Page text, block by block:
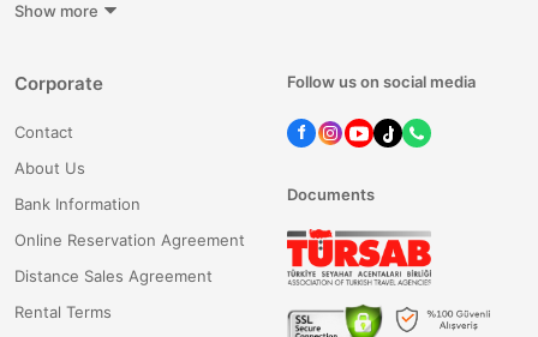
Show more
Corporate
Contact
About Us
Bank Information
Online Reservation Agreement
Distance Sales Agreement
Rental Terms
Follow us on social media
Documents